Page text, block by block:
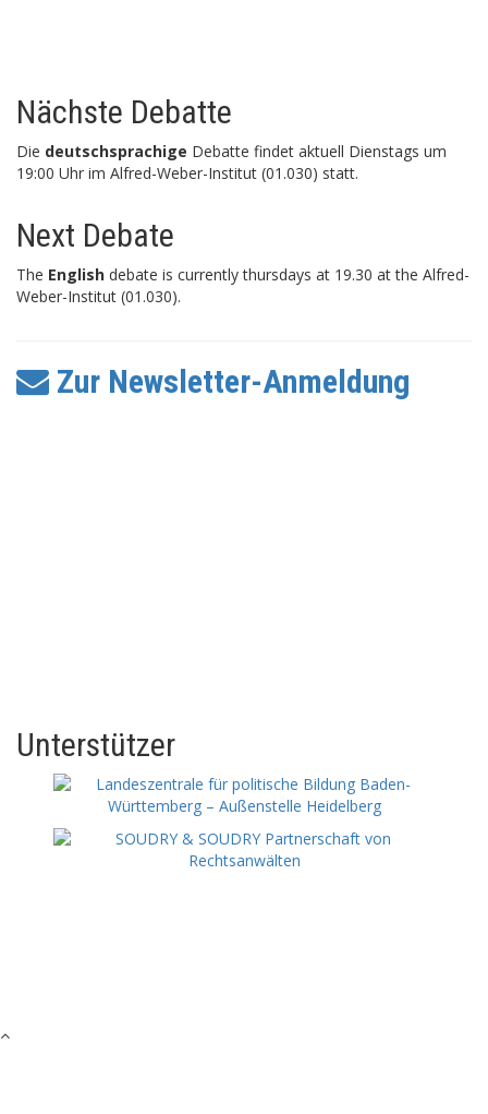
Nächste Debatte
Die deutschsprachige Debatte findet aktuell Dienstags um
19:00 Uhr im Alfred-Weber-Institut (01.030) statt.
Next Debate
The English debate is currently thursdays at 19.30 at the Alfred-
Weber-Institut (01.030).
Zur Newsletter-Anmeldung
Unterstützer